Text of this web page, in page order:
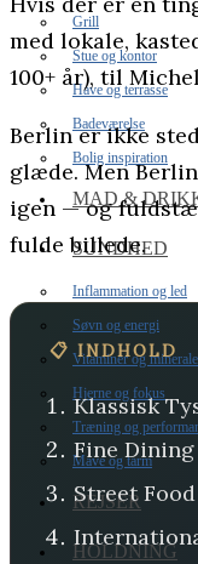
Grill
Stue og kontor
Have og terrasse
Badeværelse
Bolig inspiration
MAD &
SUNDHED
Inflammation og led
Søvn og energi
Vitaminer og
Hjerne og fokus
Træning og
Mave og tarm
REJSER
HOLDNING
med lokale,
100+ år), til
Berlin er ikke
glæde. Men
igen — og
fulde billede.
📋 INDHOLD
Klassisk
Fine
Street